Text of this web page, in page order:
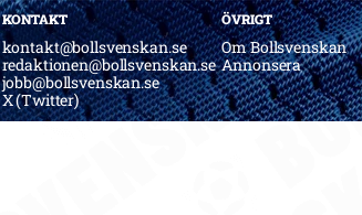
KONTAKT
kontakt@bollsvenskan.se
redaktionen@bollsvenskan.se
jobb@bollsvenskan.se
X (Twitter)
ÖVRIGT
Om Bollsvenskan
Annonsera